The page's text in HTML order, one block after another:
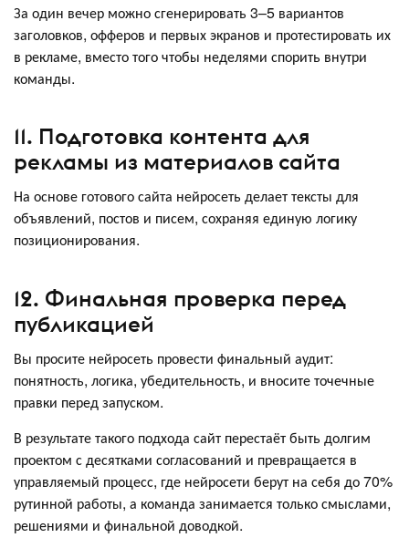
За один вечер можно сгенерировать 3–5 вариантов
заголовков, офферов и первых экранов и протестировать их
в рекламе, вместо того чтобы неделями спорить внутри
команды.
11. Подготовка контента для
рекламы из материалов сайта
На основе готового сайта нейросеть делает тексты для
объявлений, постов и писем, сохраняя единую логику
позиционирования.
12. Финальная проверка перед
публикацией
Вы просите нейросеть провести финальный аудит:
понятность, логика, убедительность, и вносите точечные
правки перед запуском.
В результате такого подхода сайт перестаёт быть долгим
проектом с десятками согласований и превращается в
управляемый процесс, где нейросети берут на себя до 70%
рутинной работы, а команда занимается только смыслами,
решениями и финальной доводкой.